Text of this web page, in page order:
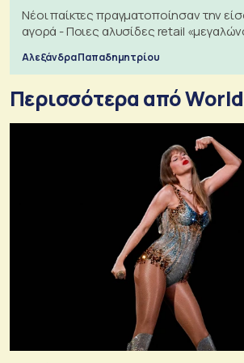
Νέοι παίκτες πραγματοποίησαν την
αγορά - Ποιες αλυσίδες retail
Αλεξάνδρα Παπαδημητρίου
Περισσότερα από World